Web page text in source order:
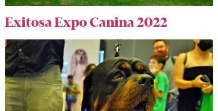
Exitosa Expo Canina 2022